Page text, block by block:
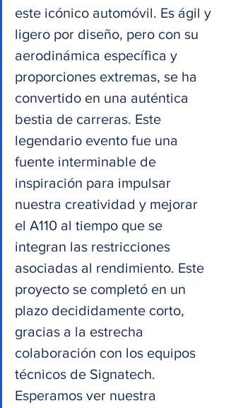
este icónico automóvil. Es ágil y
ligero por diseño, pero con su
aerodinámica específica y
proporciones extremas, se ha
convertido en una auténtica
bestia de carreras. Este
legendario evento fue una
fuente interminable de
inspiración para impulsar
nuestra creatividad y mejorar
el A110 al tiempo que se
integran las restricciones
asociadas al rendimiento. Este
proyecto se completó en un
plazo decididamente corto,
gracias a la estrecha
colaboración con los equipos
técnicos de Signatech.
Esperamos ver nuestra